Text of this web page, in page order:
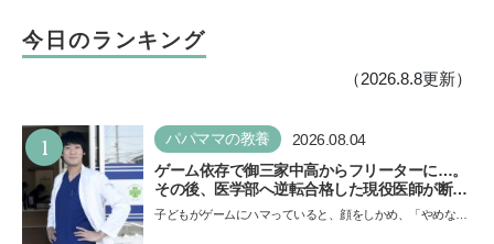
今日のランキング
（2026.8.8更新）
1 パパママの教養 2026.08.04
ゲーム依存で御三家中高からフリーターに…。
その後、医学部へ逆転合格した現役医師が断言
「ゲームの経験が受験勉強に役立った」そう考
える背景とは
子どもがゲームにハマっていると、顔をしかめ、「やめなさ